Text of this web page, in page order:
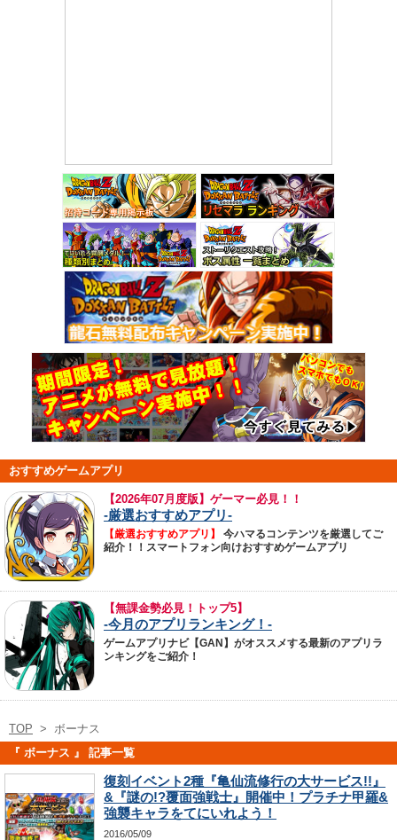
おすすめゲームアプリ
【2026年07月度版】ゲーマー必見！！
-厳選おすすめアプリ-
【厳選おすすめアプリ】
今ハマるコンテンツを厳選してご
紹介！！スマートフォン向けおすすめゲームアプリ
【無課金勢必見！トップ5】
-今月のアプリランキング！-
ゲームアプリナビ【GAN】がオススメする最新のアプリラ
ンキングをご紹介！
TOP > ボーナス
『 ボーナス 』 記事一覧
復刻イベント2種『亀仙流修行の大サービス!!』
&『謎の!?覆面強戦士』開催中！プラチナ甲羅&
強襲キャラをてにいれよう！
2016/05/09